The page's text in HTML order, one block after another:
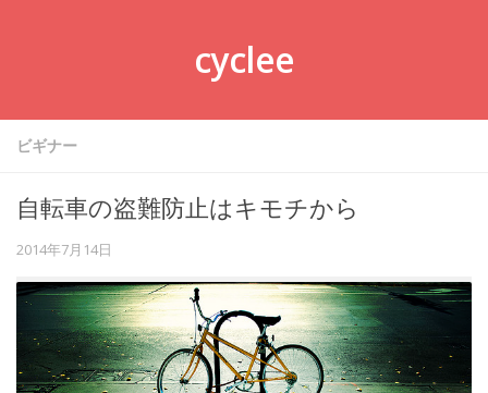
cyclee
ビギナー
自転車の盗難防止はキモチから
2014年7月14日